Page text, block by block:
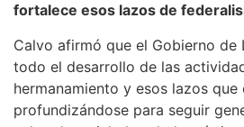
fortalece esos lazos de
Calvo afirmó que el Gobierno de
todo el desarrollo de las
hermanamiento y esos lazos
profundizándose para seguir